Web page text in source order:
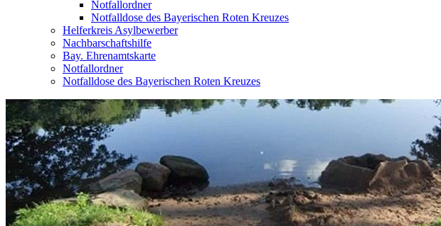
Notfallordner
Notfalldose des Bayerischen Roten Kreuzes
Helferkreis Asylbewerber
Nachbarschaftshilfe
Bay. Ehrenamtskarte
Notfallordner
Notfalldose des Bayerischen Roten Kreuzes